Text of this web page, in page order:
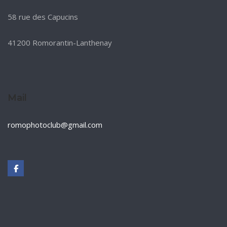
58 rue des Capucins
41200 Romorantin-Lanthenay
romophotoclub@gmail.com